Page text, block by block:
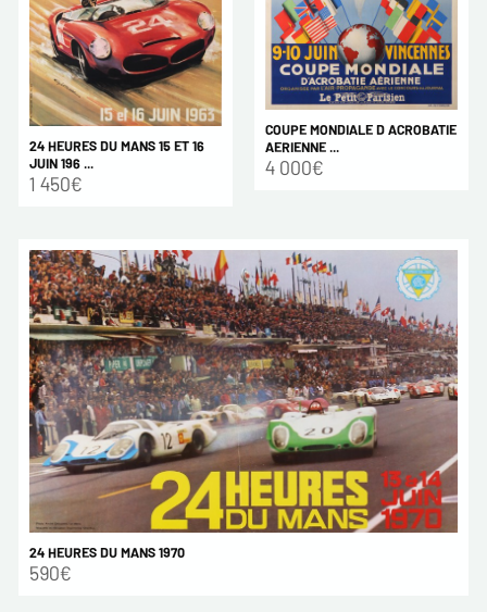
24 HEURES DU MANS 15 ET 16
JUIN 196 ...
1 450€
COUPE MONDIALE D ACROBATIE
AERIENNE ...
4 000€
24 HEURES DU MANS 1970
590€